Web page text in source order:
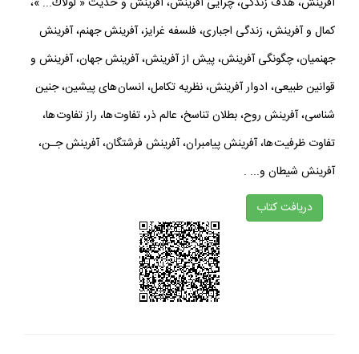
كمال و آفرينش، زندگى اجبارى، فلسفه غرايز، آفرينش جهنم، آفرينش
جهنميان، چگونگى آفرينش، پيش از آفرينش، آفرينش جهان، آفرينش و
قوانين طبيعى، ادوار آفرينش، نظريه تكامل، انسان هاى پيشين، جنين
شناسى، آفرينش روح، بطلان تناسخ، عالم ذر، تفاوت ها، راز تفاوت ها،
تفاوت ظرفيت ها، آفرينش پيامبران، آفرينش فرشتگان، آفرينش جـن،
آفرينش شيطان و... .
دريافت كتاب